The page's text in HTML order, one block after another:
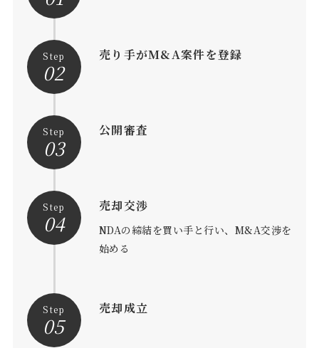
Step
02
売り手がM&A案件を登録
Step
03
公開審査
Step
04
売却交渉
NDAの締結を買い手と行い、M&A交渉を
始める
Step
05
売却成立